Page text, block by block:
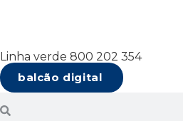
Linha verde 800 202 354
balcão digital